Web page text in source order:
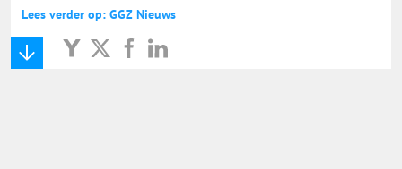
Lees verder op: GGZ Nieuws